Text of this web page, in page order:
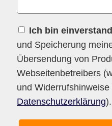
Ich bin
und Speicherung
Übersendung von
Webseitenbetreibers
und Widerrufshinweise
Datenschutzerklärung